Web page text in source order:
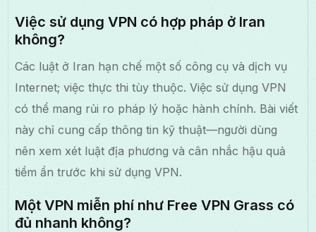
Việc sử dụng VPN có hợp pháp ở Iran
không?
Các luật ở Iran hạn chế một số công cụ và dịch vụ
Internet; việc thực thi tùy thuộc. Việc sử dụng VPN
có thể mang rủi ro pháp lý hoặc hành chính. Bài viết
này chỉ cung cấp thông tin kỹ thuật—người dùng
nên xem xét luật địa phương và cân nhắc hậu quả
tiềm ẩn trước khi sử dụng VPN.
Một VPN miễn phí như Free VPN Grass có
đủ nhanh không?